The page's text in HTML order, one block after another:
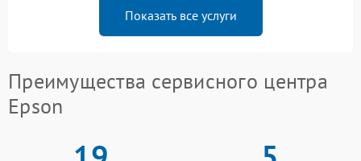
Показать все услуги
Преимущества сервисного центра
Epson